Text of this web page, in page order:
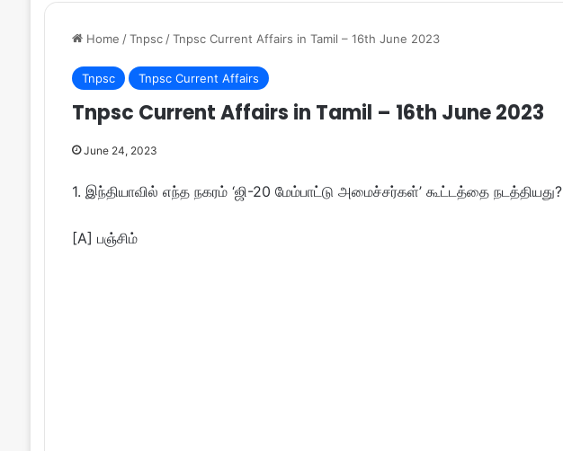
Home / Tnpsc / Tnpsc Current Affairs in Tamil – 16th June 2023
Tnpsc Tnpsc Current Affairs
Tnpsc Current Affairs in Tamil – 16th June 2023
June 24, 2023
1. இந்தியாவில் எந்த நகரம் ‘ஜி-20 மேம்பாட்டு அமைச்சர்கள்’ கூட்டத்தை நடத்தியது?
[A] பஞ்சிம்